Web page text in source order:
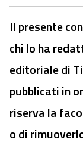
Il presente
chi lo ha
editoriale di
pubblicati in
riserva la
o di